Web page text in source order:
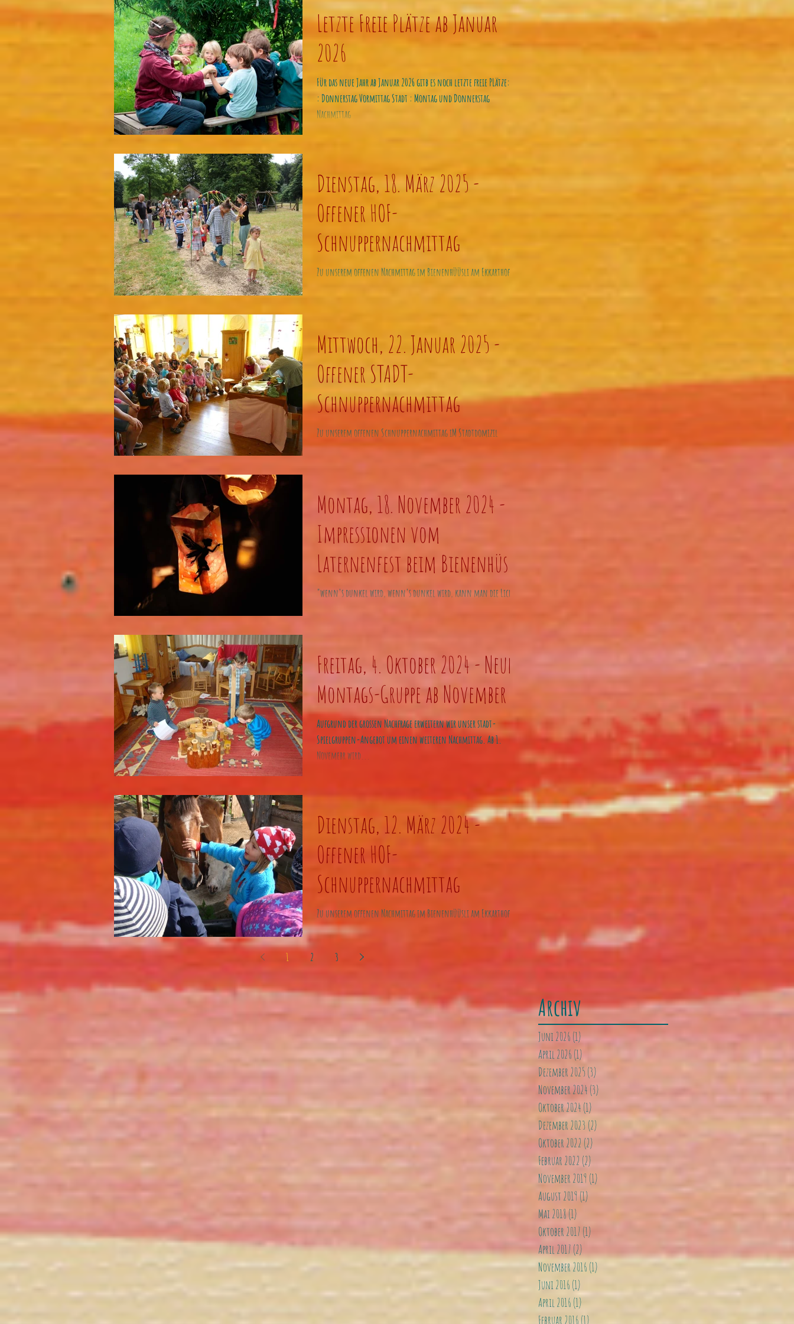
Letzte Freie Plätze ab Januar
2026
Für das neue Jahr ab Januar 2026 gitb es noch letzte freie PLätze: Hof
: Donnerstag Vormittag Stadt : Montag und Donnerstag
Nachmittag
Dienstag, 18. März 2025 -
Offener HOF-
Schnuppernachmittag
Zu unserem offenen Nachmittag im Bienenhüüsli am Ekkarthof
Mittwoch, 22. Januar 2025 -
Offener STADT-
Schnuppernachmittag
Zu unserem offenen Schnuppernachmittag iM Stadtdomizil
(Kreuzlingen) am Mittwoch, den 22. Januar 2025 von 15:00 -
Montag, 18. November 2024 -
Impressionen vom
Laternenfest beim Bienenhüsli
"wenn's dunkel wird, wenn's dunkel wird, kann man die Lichter
Freitag, 4. Oktober 2024 - Neue
Montags-Gruppe ab November
Aufgrund der grossen Nachfrage erweitern wir unser stadt-
Spielgruppen-Angebot um einen weiteren Nachmittag. Ab 1.
Novemebr wird...
Dienstag, 12. März 2024 -
Offener HOF-
Schnuppernachmittag
Zu unserem offenen Nachmittag im Bienenhüüsli am Ekkarthof
(Lengwil) am Montag, den 20. März 2023 von 15:00 - 16:30 Uhr
1
2 3
Archiv
Juni 2026 (1)1 Beitrag
April 2026 (1) 1 Beitrag
Dezember 2025(3)
November 2024 (3)
Oktober 2024 (1)
Dezember 2023 (2)
Oktober 2022 (2)
Februar 2022 (2)
November 2019 (1)
August 2019 (1)
Mai 2018 (1)
Oktober 2017 (1)
April 2017 (2)
November 2016 (1)
Juni 2016 (1)
April 2016 (1)
Februar 2016 (1)